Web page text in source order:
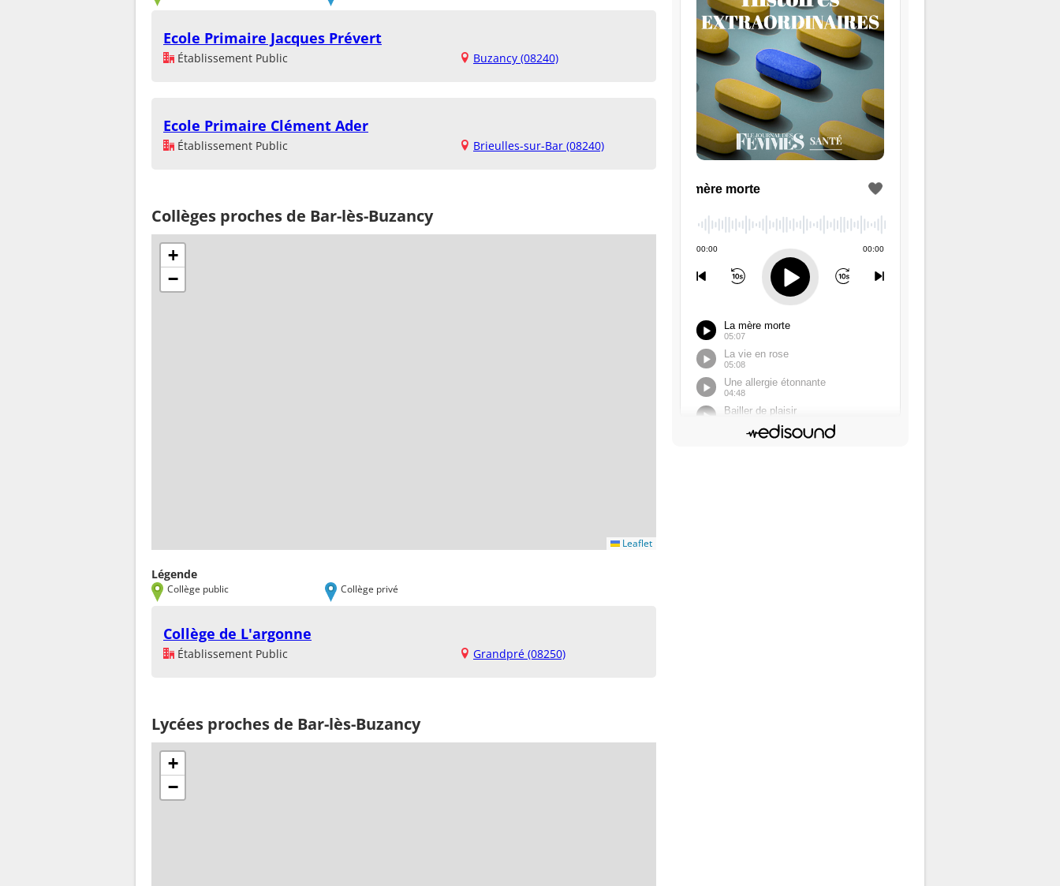
Ecole Primaire Jacques Prévert
Établissement Public Buzancy (08240)
Ecole Primaire Clément Ader
Établissement Public Brieulles-sur-Bar (08240)
Collèges proches de Bar-lès-Buzancy
+
−
Leaflet
Légende
Collège public Collège privé
Collège de L'argonne
Établissement Public Grandpré (08250)
Lycées proches de Bar-lès-Buzancy
+
−